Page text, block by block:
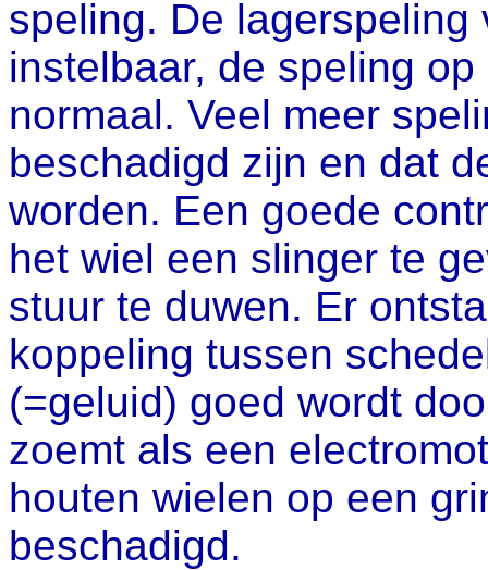
speling. De
instelbaar, de speling
normaal. Veel meer
beschadigd zijn en dat
worden. Een goede
het wiel een slinger te
stuur te duwen. Er
koppeling tussen
(=geluid) goed wordt
zoemt als een
houten wielen op een
beschadigd.